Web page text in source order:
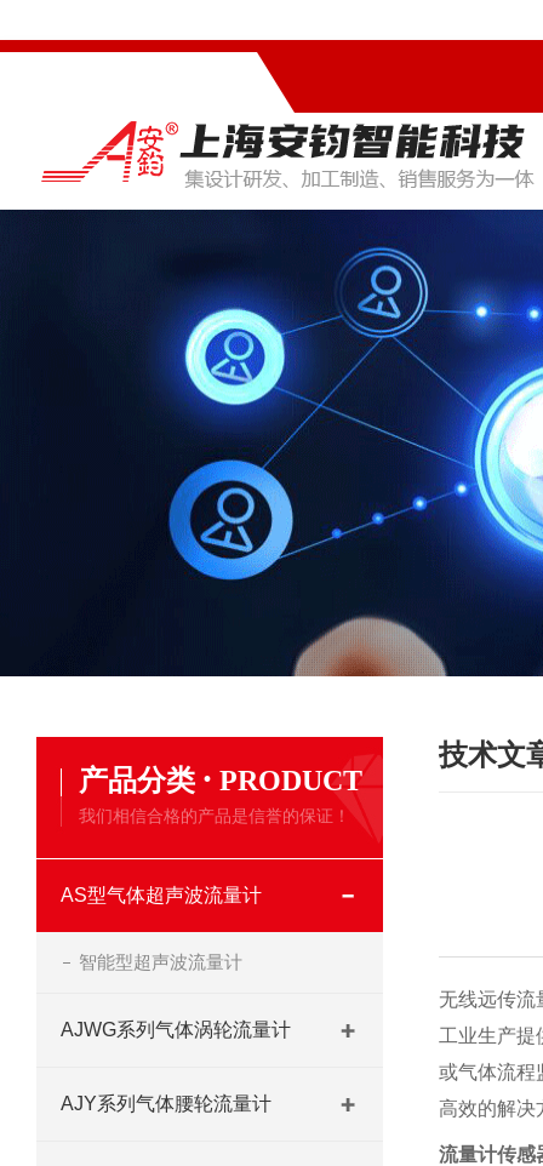
产品分类 · PRODUCT
我们相信合格的产品是信誉的保证！
AS型气体超声波流量计
智能型超声波流量计
AJWG系列气体涡轮流量计
AJY系列气体腰轮流量计
技术文
无线远传流
工业生产提
或气体流程
高效的解决
流量计传感